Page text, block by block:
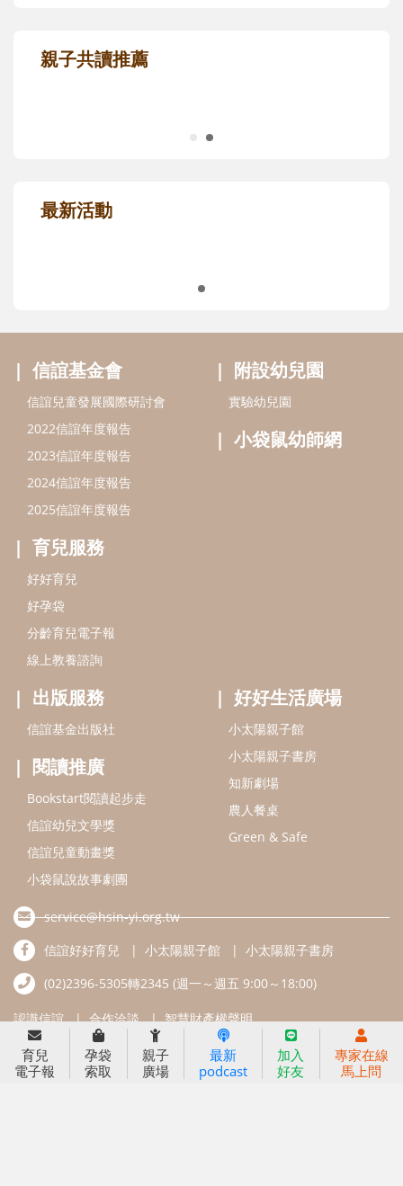
親子共讀推薦
最新活動
信誼基金會
信誼兒童發展國際研討會
2022信誼年度報告
2023信誼年度報告
2024信誼年度報告
2025信誼年度報告
育兒服務
好好育兒
好孕袋
附設幼兒園
小袋鼠幼師網
育兒
電子報
孕袋
索取
親子
廣場
最新
podcast
加入
好友
專家在線
馬上問